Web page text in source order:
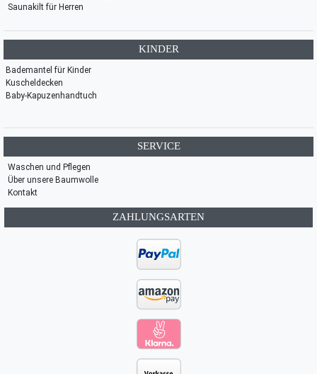
Saunakilt für Herren
KINDER
Bademantel für Kinder
Kuscheldecken
Baby-Kapuzenhandtuch
SERVICE
Waschen und Pflegen
Über unsere Baumwolle
Kontakt
ZAHLUNGSARTEN